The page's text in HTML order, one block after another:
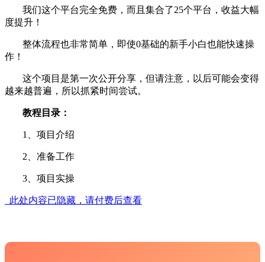
我们这个平台完全免费，而且集合了25个平台，收益大幅
度提升！
整体流程也非常简单，即使0基础的新手小白也能快速操
作！
这个项目是第一次公开分享，但请注意，以后可能会变得
越来越普遍，所以抓紧时间尝试。
教程目录：
1、项目介绍
2、准备工作
3、项目实操
此处内容已隐藏，请付费后查看